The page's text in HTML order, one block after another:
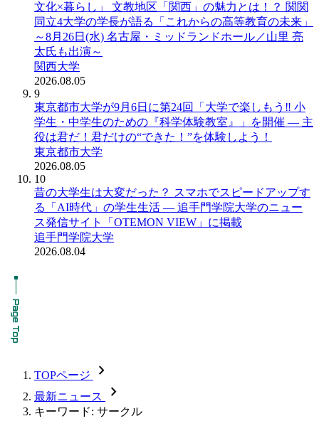
文化×暮らし」 文教地区「関西」の魅力とは！？ 関関
同立4大学の学長が語る「これからの高等教育の未来」
～8月26日(水) 名古屋・ミッドランドホール／山里 亮
太氏も出演～
関西大学
2026.08.05
9
東京都市大学が9月6日に第24回「大学で楽しもう‼ 小
学生・中学生のための『科学体験教室』」を開催 ― 主
役は君だ！君だけの“できた！”を体験しよう！
東京都市大学
2026.08.05
10
昔の大学生は大変だった？ スマホでスピードアップす
る「AI時代」の学生生活 ― 追手門学院大学のニュー
ス発信サイト「OTEMON VIEW」に掲載
追手門学院大学
2026.08.04
TOPページ chevron_forward
最新ニュース chevron_forward
キーワード: サークル